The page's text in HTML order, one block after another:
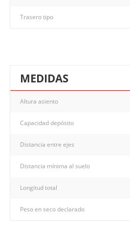
Trasero tipo
MEDIDAS
Altura asiento
Capacidad depósito
Distancia entre ejes
Distancia mínima al suelo
Longitud total
Peso en seco declarado